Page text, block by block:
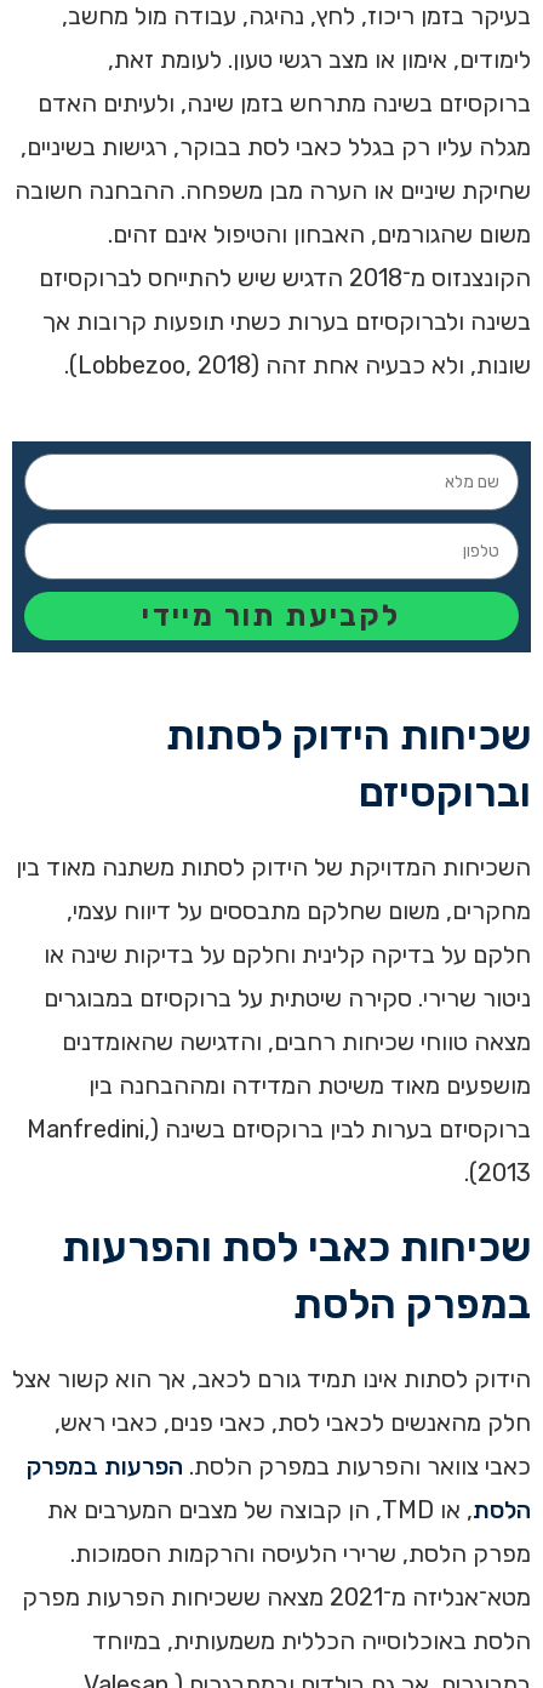
בעיקר בזמן ריכוז, לחץ, נהיגה, עבודה מול מחשב,
לימודים, אימון או מצב רגשי טעון. לעומת זאת,
ברוקסיזם בשינה מתרחש בזמן שינה, ולעיתים האדם
מגלה עליו רק בגלל כאבי לסת בבוקר, רגישות בשיניים,
שחיקת שיניים או הערה מבן משפחה. ההבחנה חשובה
משום שהגורמים, האבחון והטיפול אינם זהים.
הקונצנזוס מ־2018 הדגיש שיש להתייחס לברוקסיזם
בשינה ולברוקסיזם בערות כשתי תופעות קרובות אך
שונות, ולא כבעיה אחת זהה (Lobbezoo, 2018).
לקביעת תור מיידי
שכיחות הידוק לסתות
וברוקסיזם
השכיחות המדויקת של הידוק לסתות משתנה מאוד בין
מחקרים, משום שחלקם מתבססים על דיווח עצמי,
חלקם על בדיקה קלינית וחלקם על בדיקות שינה או
ניטור שרירי. סקירה שיטתית על ברוקסיזם במבוגרים
מצאה טווחי שכיחות רחבים, והדגישה שהאומדנים
מושפעים מאוד משיטת המדידה ומההבחנה בין
ברוקסיזם בערות לבין ברוקסיזם בשינה (Manfredini,
2013).
שכיחות כאבי לסת והפרעות
במפרק הלסת
הידוק לסתות אינו תמיד גורם לכאב, אך הוא קשור אצל
חלק מהאנשים לכאבי לסת, כאבי פנים, כאבי ראש,
כאבי צוואר והפרעות במפרק הלסת. הפרעות במפרק
הלסת
, או TMD, הן קבוצה של מצבים המערבים את
מפרק הלסת, שרירי הלעיסה והרקמות הסמוכות.
מטא־אנליזה מ־2021 מצאה ששכיחות הפרעות מפרק
הלסת באוכלוסייה הכללית משמעותית, במיוחד